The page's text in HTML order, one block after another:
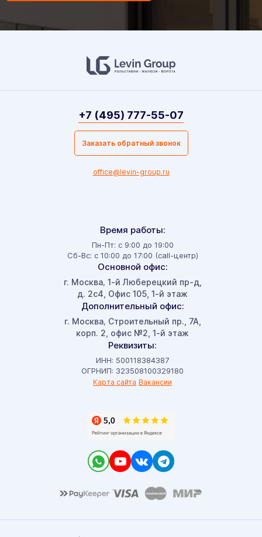
Время работы:
Пн-Пт: с 9:00 до 19:00
Сб-Вс: с 10:00 до 17:00 (call-центр)
Основной офис:
г. Москва, 1-й Люберецкий пр-д,
д. 2с4, Офис 105, 1-й этаж
Дополнительный офис:
г. Москва, Строительный пр., 7А,
корп. 2, офис №2, 1-й этаж
Реквизиты:
ИНН: 500118384387
ОГРНИП: 323508100329180
Карта сайта Вакансии
+7 (495) 777-55-07
Заказать обратный звонок
office@levin-group.ru